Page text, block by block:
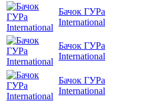
Бачок ГУРа
International
Бачок ГУРа
International
Бачок ГУРа
International